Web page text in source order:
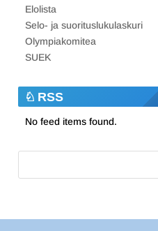
Elolista
Selo- ja suorituslukulaskuri
Olympiakomitea
SUEK
RSS
No feed items found.